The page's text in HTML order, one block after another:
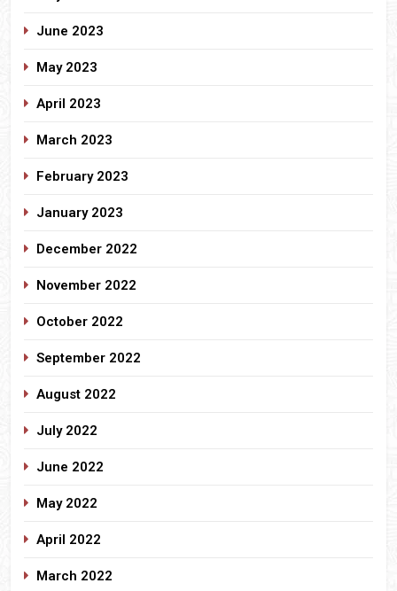
June 2023
May 2023
April 2023
March 2023
February 2023
January 2023
December 2022
November 2022
October 2022
September 2022
August 2022
July 2022
June 2022
May 2022
April 2022
March 2022